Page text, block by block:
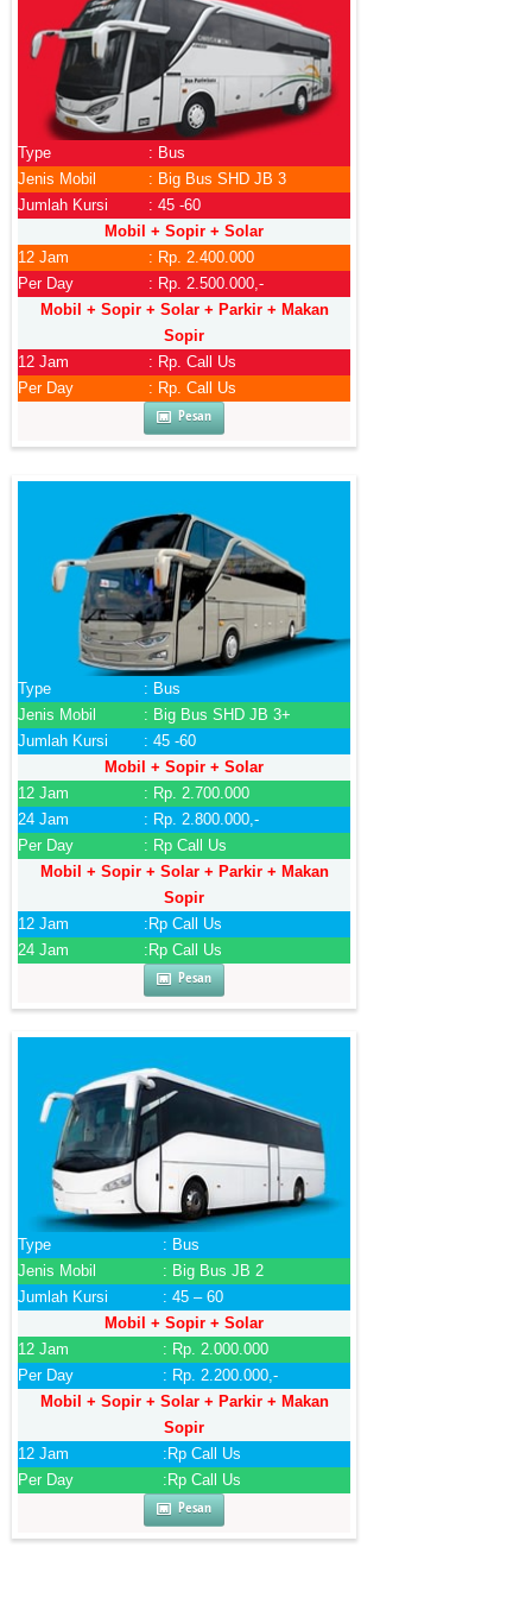
Type
: Bus
Jenis Mobil
: Big Bus SHD JB 3
Jumlah Kursi
: 45 -60
Mobil + Sopir + Solar
12 Jam
: Rp. 2.400.000
Per Day
: Rp. 2.500.000,-
Mobil + Sopir + Solar + Parkir + Makan
Sopir
12 Jam
: Rp. Call Us
Per Day
: Rp. Call Us
Pesan
Type
: Bus
Jenis Mobil
: Big Bus SHD JB 3+
Jumlah Kursi
: 45 -60
Mobil + Sopir + Solar
12 Jam
: Rp. 2.700.000
24 Jam
: Rp. 2.800.000,-
Per Day
: Rp Call Us
Mobil + Sopir + Solar + Parkir + Makan
Sopir
12 Jam
:Rp Call Us
24 Jam
:Rp Call Us
Pesan
Type
: Bus
Jenis Mobil
: Big Bus JB 2
Jumlah Kursi
: 45 – 60
Mobil + Sopir + Solar
12 Jam
: Rp. 2.000.000
Per Day
: Rp. 2.200.000,-
Mobil + Sopir + Solar + Parkir + Makan
Sopir
12 Jam
:Rp Call Us
Per Day
:Rp Call Us
Pesan